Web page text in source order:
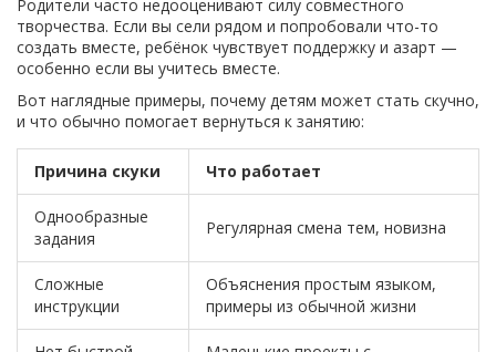
Родители часто недооценивают силу совместного
творчества. Если вы сели рядом и попробовали что-то
создать вместе, ребёнок чувствует поддержку и азарт —
особенно если вы учитесь вместе.
Вот наглядные примеры, почему детям может стать скучно,
и что обычно помогает вернуться к занятию:
Причина скуки Что работает
Однообразные
задания
Регулярная смена тем, новизна
Сложные
инструкции
Объяснения простым языком,
примеры из обычной жизни